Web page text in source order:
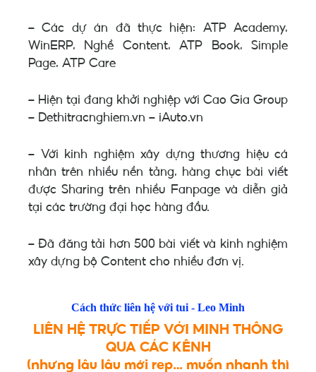
– Các dự án đã thực hiện: ATP Academy,
WinERP, Nghề Content, ATP Book, Simple
Page, ATP Care
– Hiện tại đang khởi nghiệp với Cao Gia Group
– Dethitracnghiem.vn – iAuto.vn
– Với kinh nghiệm xây dựng thương hiệu cá
nhân trên nhiều nền tảng, hàng chục bài viết
được Sharing trên nhiều Fanpage và diễn giả
tại các trường đại học hàng đầu.
– Đã đăng tải hơn 500 bài viếtvà kinh nghiệm
xây dựng bộ Content cho nhiều đơn vị.
Cách thức liên hệ với tui - Leo Minh
LIÊN HỆ TRỰC TIẾP VỚI MINH THÔNG
QUA CÁC KÊNH
(nhưng lâu lâu mới rep… muốn nhanh thì